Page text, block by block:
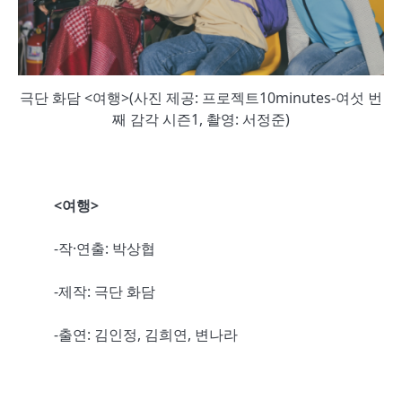
극단 화담 <여행>(사진 제공: 프로젝트10minutes-여섯 번
째 감각 시즌1, 촬영: 서정준)
<여행>
-작·연출: 박상협
-제작: 극단 화담
-출연: 김인정, 김희연, 변나라